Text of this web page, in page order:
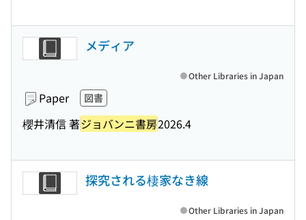
メディア
Paper 図書
櫻井清信 著ジョバンニ書房2026.4
Other Libraries in Japan
探究される棲家なき線
Other Libraries in Japan